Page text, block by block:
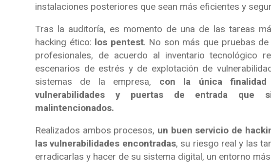
instalaciones posteriores que sean más eficientes y
Tras la auditoría, es momento de una de las tareas
hacking ético: los pentest. No son más que pruebas
profesionales, de acuerdo al inventario tecnológico
escenarios de estrés y de explotación de
sistemas de la empresa, con la única
vulnerabilidades y puertas de entrada que
malintencionados.
Realizados ambos procesos, un buen servicio de
las vulnerabilidades encontradas, su riesgo real y las
erradicarlas y hacer de su sistema digital, un entorno